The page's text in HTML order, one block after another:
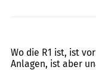
Wo die R1 ist, ist
Anlagen, ist aber